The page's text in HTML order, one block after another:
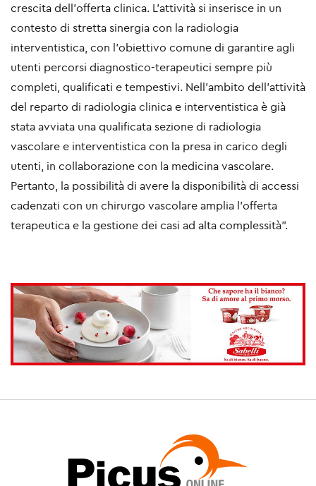
crescita dell’offerta clinica. L’attività si inserisce in un
contesto di stretta sinergia con la radiologia
interventistica, con l’obiettivo comune di garantire agli
utenti percorsi diagnostico-terapeutici sempre più
completi, qualificati e tempestivi. Nell’ambito dell’attività
del reparto di radiologia clinica e interventistica è già
stata avviata una qualificata sezione di radiologia
vascolare e interventistica con la presa in carico degli
utenti, in collaborazione con la medicina vascolare.
Pertanto, la possibilità di avere la disponibilità di accessi
cadenzati con un chirurgo vascolare amplia l’offerta
terapeutica e la gestione dei casi ad alta complessità”.